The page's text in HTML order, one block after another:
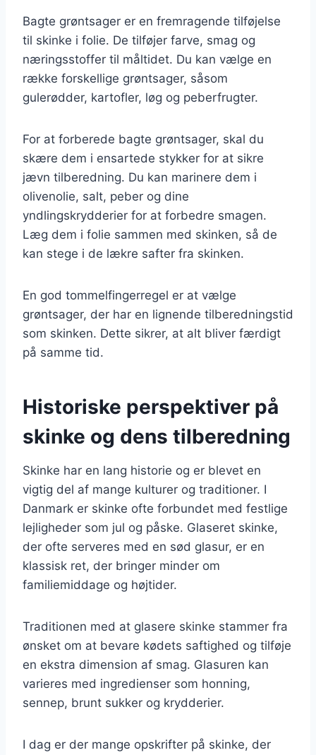
Bagte grøntsager er en fremragende tilføjelse
til skinke i folie. De tilføjer farve, smag og
næringsstoffer til måltidet. Du kan vælge en
række forskellige grøntsager, såsom
gulerødder, kartofler, løg og peberfrugter.
For at forberede bagte grøntsager, skal du
skære dem i ensartede stykker for at sikre
jævn tilberedning. Du kan marinere dem i
olivenolie, salt, peber og dine
yndlingskrydderier for at forbedre smagen.
Læg dem i folie sammen med skinken, så de
kan stege i de lækre safter fra skinken.
En god tommelfingerregel er at vælge
grøntsager, der har en lignende tilberedningstid
som skinken. Dette sikrer, at alt bliver færdigt
på samme tid.
Historiske perspektiver på
skinke og dens tilberedning
Skinke har en lang historie og er blevet en
vigtig del af mange kulturer og traditioner. I
Danmark er skinke ofte forbundet med festlige
lejligheder som jul og påske. Glaseret skinke,
der ofte serveres med en sød glasur, er en
klassisk ret, der bringer minder om
familiemiddage og højtider.
Traditionen med at glasere skinke stammer fra
ønsket om at bevare kødets saftighed og tilføje
en ekstra dimension af smag. Glasuren kan
varieres med ingredienser som honning,
sennep, brunt sukker og krydderier.
I dag er der mange opskrifter på skinke, der